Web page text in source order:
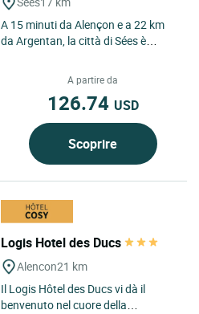
A 15 minuti da Alençon e a 22 km
da Argentan, la città di Sées è
del fiume Orne e vicino...
A partire da
126.74 USD
Scoprire
Logis Hotel des Ducs
Alencon21 km
Il Logis Hôtel des Ducs vi dà il
benvenuto nel cuore della